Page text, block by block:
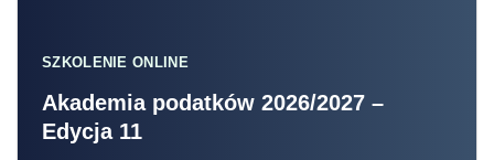
SZKOLENIE ONLINE
Akademia podatków 2026/2027 –
Edycja 11